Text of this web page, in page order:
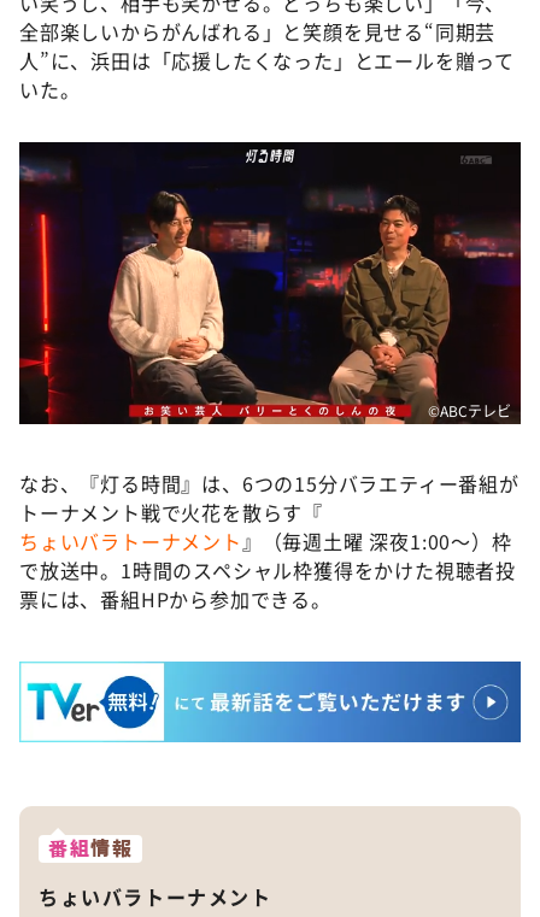
全部楽しいからがんばれる」と笑顔を見せる“同期芸
人”に、浜田は「応援したくなった」とエールを贈って
いた。
©️ABCテレビ
なお、『灯る時間』は、6つの15分バラエティー番組が
トーナメント戦で火花を散らす『
ちょいバラトーナメント』（毎週土曜 深夜1:00〜）枠
で放送中。1時間のスペシャル枠獲得をかけた視聴者投
票には、番組HPから参加できる。
番組情報
ちょいバラトーナメント